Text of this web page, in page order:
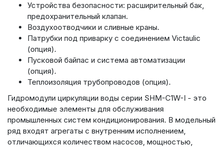
Устройства безопасности: расширительный бак,
предохранительный клапан.
Воздухоотводчики и сливные краны.
Патрубки под приварку с соединением Victaulic
(опция).
Пусковой байпас и система автоматизации
(опция).
Теплоизоляция трубопроводов (опция).
Гидромодули циркуляции воды серии SHM-C1W-I - это
необходимые элементы для обслуживания
промышленных систем кондиционирования. В модельный
ряд входят агрегаты с внутренним исполнением,
отличающихся количеством насосов, мощностью,